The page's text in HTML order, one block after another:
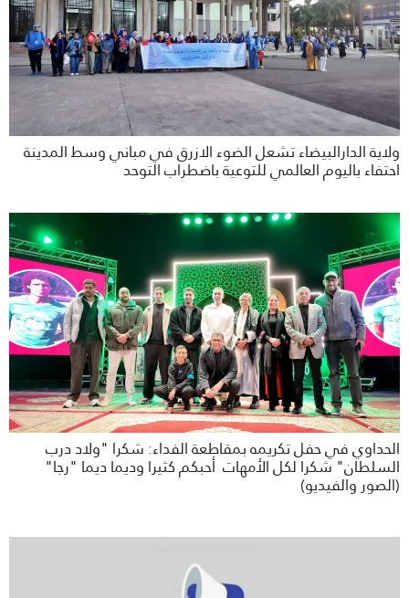
ولاية الدارالبيضاء تشعل الضوء الازرق في مباني وسط المدينة
احتفاء باليوم العالمي للتوعية باضطراب التوحد
الحداوي في حفل تكريمه بمقاطعة الفداء: شكرا "ولاد درب
السلطان" شكرا لكل الأمهات أحبكم كثيرا وديما ديما "رجا"
(الصور والفيديو)